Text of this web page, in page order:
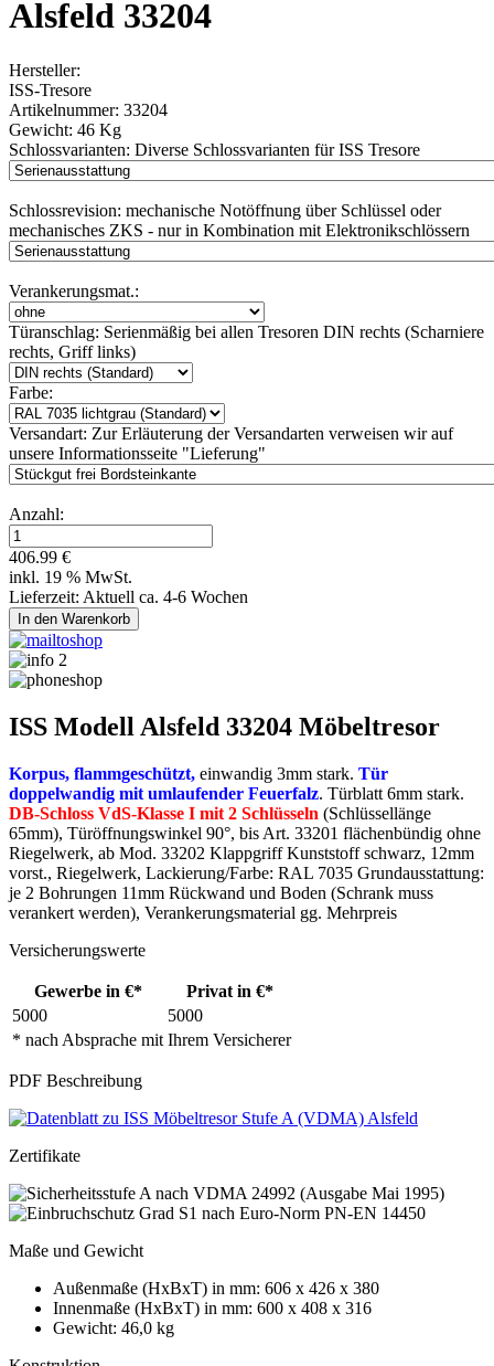
Alsfeld 33204
Hersteller:
ISS-Tresore
Artikelnummer: 33204
Gewicht: 46 Kg
Schlossvarianten: Diverse Schlossvarianten für ISS Tresore
Schlossrevision: mechanische Notöffnung über Schlüssel oder
mechanisches ZKS - nur in Kombination mit Elektronikschlössern
Verankerungsmat.:
Türanschlag: Serienmäßig bei allen Tresoren DIN rechts (Scharniere
rechts, Griff links)
Farbe:
Versandart: Zur Erläuterung der Versandarten verweisen wir auf
unsere Informationsseite "Lieferung"
Anzahl:
406.99 €
inkl. 19 % MwSt.
Lieferzeit: Aktuell ca. 4-6 Wochen
ISS Modell Alsfeld 33204 Möbeltresor
Korpus, flammgeschützt, einwandig 3mm stark. Tür
doppelwandig mit umlaufender Feuerfalz. Türblatt 6mm stark.
DB-Schloss VdS-Klasse I mit 2 Schlüsseln (Schlüssellänge
65mm), Türöffnungswinkel 90°, bis Art. 33201 flächenbündig ohne
Riegelwerk, ab Mod. 33202 Klappgriff Kunststoff schwarz, 12mm
vorst., Riegelwerk, Lackierung/Farbe: RAL 7035 Grundausstattung:
je 2 Bohrungen 11mm Rückwand und Boden (Schrank muss
verankert werden), Verankerungsmaterial gg. Mehrpreis
Versicherungswerte
Gewerbe in €* Privat in €*
* nach Absprache mit Ihrem Versicherer
5000 5000
PDF Beschreibung
Zertifikate
Maße und Gewicht
Außenmaße (HxBxT) in mm: 606 x 426 x 380
Innenmaße (HxBxT) in mm: 600 x 408 x 316
Gewicht: 46,0 kg